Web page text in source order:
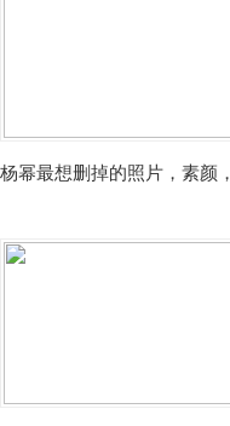
杨幂最想删掉的照片，素颜，